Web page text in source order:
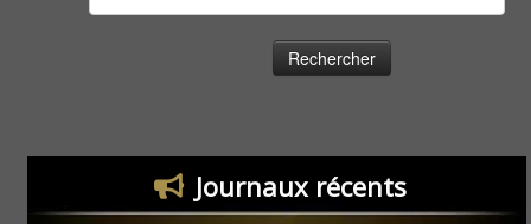
Journaux récents